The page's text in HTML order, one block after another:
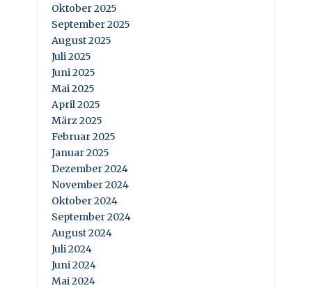
Oktober 2025
September 2025
August 2025
Juli 2025
Juni 2025
Mai 2025
April 2025
März 2025
Februar 2025
Januar 2025
Dezember 2024
November 2024
Oktober 2024
September 2024
August 2024
Juli 2024
Juni 2024
Mai 2024